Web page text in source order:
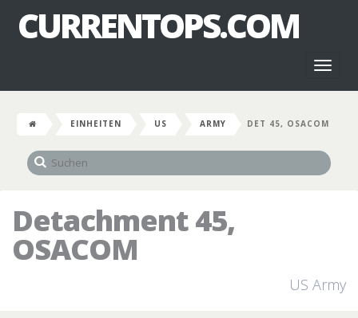
CURRENTOPS.COM
EINHEITEN US ARMY DET 45, OSACOM
Detachment 45,
OSACOM
US Army